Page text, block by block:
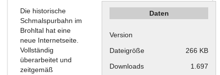
Die historische
Schmalspurbahn im
Brohltal hat eine
neue Internetseite.
Vollständig
überarbeitet und
zeitgemäß
Daten
Version
Dateigröße
266 KB
Downloads
1.697